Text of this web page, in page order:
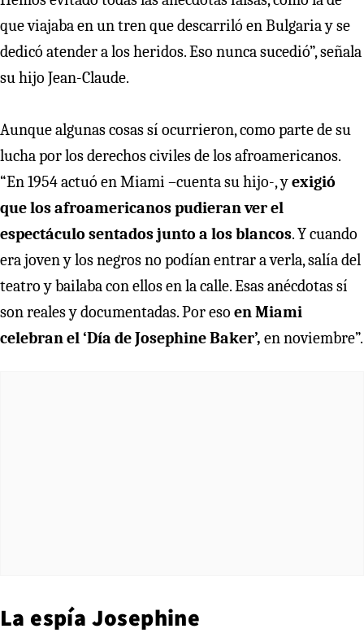
que viajaba en un tren que descarriló en Bulgaria y se
dedicó atender a los heridos. Eso nunca sucedió”, señala
su hijo Jean-Claude.
Aunque algunas cosas sí ocurrieron, como parte de su
lucha por los derechos civiles de los afroamericanos.
“En 1954 actuó en Miami –cuenta su hijo-, yexigió
que los afroamericanos pudieran ver el
espectáculo sentados junto a los blancos. Y cuando
era joven y los negros no podían entrar a verla, salía del
teatro y bailaba con ellos en la calle. Esas anécdotas sí
son reales y documentadas. Por eso en Miami
celebran el ‘Día de Josephine Baker’, en noviembre”.
La espía Josephine